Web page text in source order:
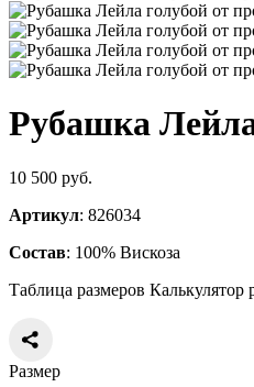
Рубашка
10 500 руб.
Артикул: 826034
Состав: 100% Вискоза
Таблица размеров Калькулятор
Размер